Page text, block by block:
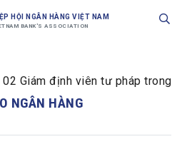
HỘI NGÂN HÀNG VIỆT NAM
BANK'S ASSOCIATION
Giám định viên tư pháp trong
NGÂN HÀNG